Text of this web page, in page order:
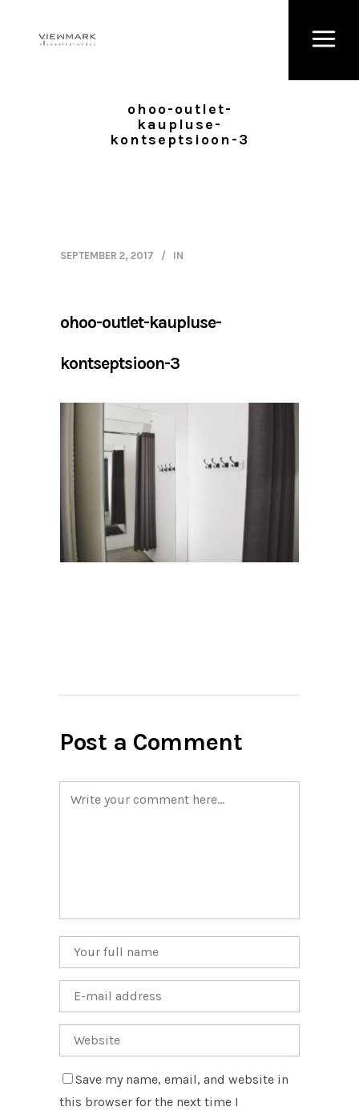
ohoo-outlet-
kaupluse-
kontseptsioon-3
SEPTEMBER 2, 2017 IN
ohoo-outlet-kaupluse-
kontseptsioon-3
Post a Comment
Save my name, email, and website in
this browser for the next time I